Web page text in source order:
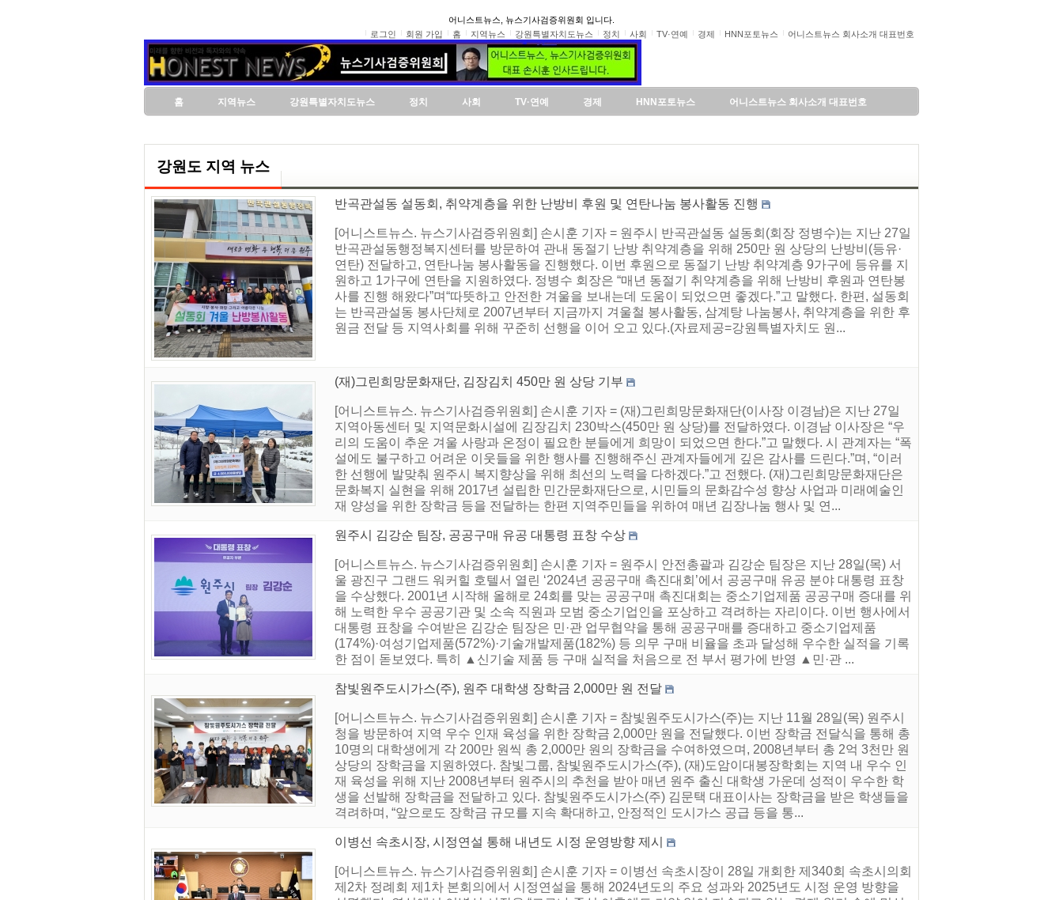
어니스트뉴스, 뉴스기사검증위원회 입니다.
로그인
회원 가입 홈 지역뉴스 강원특별자치도뉴스 정치 사회 TV·연예 경제 HNN포토뉴스 어니스트뉴스 회사소개 대표번호
홈 지역뉴스 강원특별자치도뉴스 정치 사회 TV·연예 경제 HNN포토뉴스 어니스트뉴스 회사소개 대표번호
강원도 지역 뉴스
반곡관설동 설동회, 취약계층을 위한 난방비 후원 및 연탄나눔 봉사활동 진행
[어니스트뉴스. 뉴스기사검증위원회] 손시훈 기자 = 원주시 반곡관설동 설동회(회장 정병수)는 지난 27일
반곡관설동행정복지센터를 방문하여 관내 동절기 난방 취약계층을 위해 250만 원 상당의 난방비(등유·
연탄) 전달하고, 연탄나눔 봉사활동을 진행했다. 이번 후원으로 동절기 난방 취약계층 9가구에 등유를 지
원하고 1가구에 연탄을 지원하였다. 정병수 회장은 “매년 동절기 취약계층을 위해 난방비 후원과 연탄봉
사를 진행 해왔다”며“따뜻하고 안전한 겨울을 보내는데 도움이 되었으면 좋겠다.”고 말했다. 한편, 설동회
는 반곡관설동 봉사단체로 2007년부터 지금까지 겨울철 봉사활동, 삼계탕 나눔봉사, 취약계층을 위한 후
원금 전달 등 지역사회를 위해 꾸준히 선행을 이어 오고 있다.(자료제공=강원특별자치도 원...
(재)그린희망문화재단, 김장김치 450만 원 상당 기부
[어니스트뉴스. 뉴스기사검증위원회] 손시훈 기자 = (재)그린희망문화재단(이사장 이경남)은 지난 27일
지역아동센터 및 지역문화시설에 김장김치 230박스(450만 원 상당)를 전달하였다. 이경남 이사장은 “우
리의 도움이 추운 겨울 사랑과 온정이 필요한 분들에게 희망이 되었으면 한다.”고 말했다. 시 관계자는 “폭
설에도 불구하고 어려운 이웃들을 위한 행사를 진행해주신 관계자들에게 깊은 감사를 드린다.”며, “이러
한 선행에 발맞춰 원주시 복지향상을 위해 최선의 노력을 다하겠다.”고 전했다. (재)그린희망문화재단은
문화복지 실현을 위해 2017년 설립한 민간문화재단으로, 시민들의 문화감수성 향상 사업과 미래예술인
재 양성을 위한 장학금 등을 전달하는 한편 지역주민들을 위하여 매년 김장나눔 행사 및 연...
원주시 김강순 팀장, 공공구매 유공 대통령 표창 수상
[어니스트뉴스. 뉴스기사검증위원회] 손시훈 기자 = 원주시 안전총괄과 김강순 팀장은 지난 28일(목) 서
울 광진구 그랜드 워커힐 호텔서 열린 ‘2024년 공공구매 촉진대회’에서 공공구매 유공 분야 대통령 표창
을 수상했다. 2001년 시작해 올해로 24회를 맞는 공공구매 촉진대회는 중소기업제품 공공구매 증대를 위
해 노력한 우수 공공기관 및 소속 직원과 모범 중소기업인을 포상하고 격려하는 자리이다. 이번 행사에서
대통령 표창을 수여받은 김강순 팀장은 민·관 업무협약을 통해 공공구매를 증대하고 중소기업제품
(174%)·여성기업제품(572%)·기술개발제품(182%) 등 의무 구매 비율을 초과 달성해 우수한 실적을 기록
한 점이 돋보였다. 특히 ▲신기술 제품 등 구매 실적을 처음으로 전 부서 평가에 반영 ▲민·관 ...
참빛원주도시가스(주), 원주 대학생 장학금 2,000만 원 전달
[어니스트뉴스. 뉴스기사검증위원회] 손시훈 기자 = 참빛원주도시가스(주)는 지난 11월 28일(목) 원주시
청을 방문하여 지역 우수 인재 육성을 위한 장학금 2,000만 원을 전달했다. 이번 장학금 전달식을 통해 총
10명의 대학생에게 각 200만 원씩 총 2,000만 원의 장학금을 수여하였으며, 2008년부터 총 2억 3천만 원
상당의 장학금을 지원하였다. 참빛그룹, 참빛원주도시가스(주), (재)도암이대봉장학회는 지역 내 우수 인
재 육성을 위해 지난 2008년부터 원주시의 추천을 받아 매년 원주 출신 대학생 가운데 성적이 우수한 학
생을 선발해 장학금을 전달하고 있다. 참빛원주도시가스(주) 김문택 대표이사는 장학금을 받은 학생들을
격려하며, “앞으로도 장학금 규모를 지속 확대하고, 안정적인 도시가스 공급 등을 통...
이병선 속초시장, 시정연설 통해 내년도 시정 운영방향 제시
[어니스트뉴스. 뉴스기사검증위원회] 손시훈 기자 = 이병선 속초시장이 28일 개회한 제340회 속초시의회
제2차 정례회 제1차 본회의에서 시정연설을 통해 2024년도의 주요 성과와 2025년도 시정 운영 방향을